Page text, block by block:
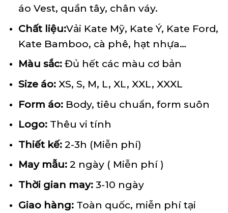
áo Vest, quần tây, chân váy.
Chất liệu:Vải Kate Mỹ, Kate Ý, Kate Ford,
Kate Bamboo, cà phê, hạt nhựa…
Màu sắc: Đủ hết các màu cơ bản
Size áo: XS, S, M, L, XL, XXL, XXXL
Form áo: Body, tiêu chuẩn, form suôn
Logo: Thêu vi tính
Thiết kế: 2-3h (Miễn phí)
May mẫu: 2 ngày ( Miễn phí )
Thời gian may: 3-10 ngày
Giao hàng: Toàn quốc, miễn phí tại